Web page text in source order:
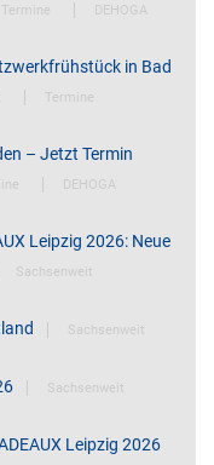
Termine
DEHOGA
in Bad
Termine
– Jetzt Termin
DEHOGA
Leipzig 2026: Neue
Sachsenweit
Sachsenweit
Sachsenweit
Leipzig 2026